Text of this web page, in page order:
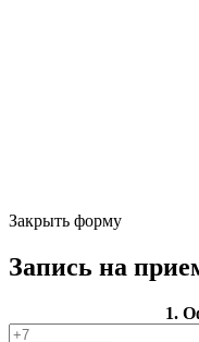
Закрыть форму
Запись на
1.